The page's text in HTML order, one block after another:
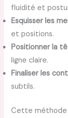
fluidité et
Esquisser les
et positions.
Positionner la
ligne claire.
Finaliser les
subtils.
Cette méthode